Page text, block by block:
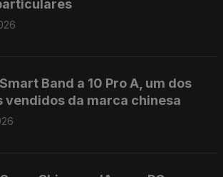
Band a 10 Pro A, um dos
vendidos da marca chinesa